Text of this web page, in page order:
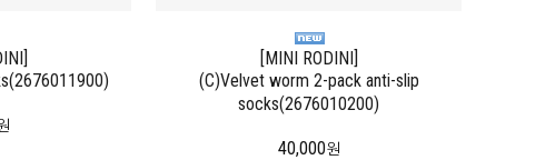
[MINI RODINI]
(C)Velvet worm 2-pack anti-slip
socks(2676010200)
40,000원